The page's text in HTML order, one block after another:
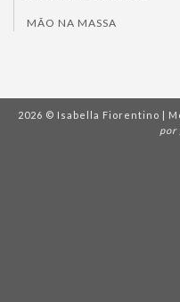
MÃO NA MASSA
2026 © Isabella Fiorentino |
por